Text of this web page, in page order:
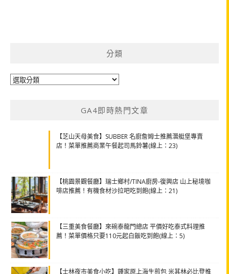
分類
分
GA4即時熱門文章
【芝山天母美食】SUBBER 名廚詹姆士推薦潛艇堡專賣
店！菜單推薦商業午餐起司馬鈴薯(線上：23)
【桃園景觀餐廳】瑞士鄉村/TINA廚房-復興店 山上秘境咖
啡店推薦！有機食材沙拉吧吃到飽(線上：21)
【三重美食餐廳】來碗泰龍門總店 平價好吃泰式料理推
薦！菜單價格只要110元起白飯吃到飽(線上：5)
【士林夜市美食小吃】鍾家原上海生煎包 米其林必比登推